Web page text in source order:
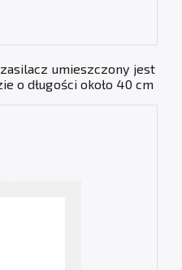
umieszczony jest
o długości około 40 cm